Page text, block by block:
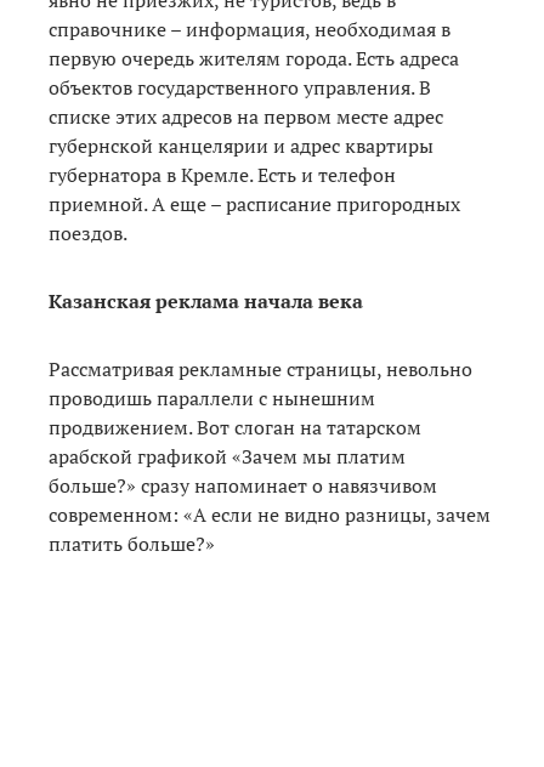
справочнике – информация, необходимая в
первую очередь жителям города. Есть адреса
объектов государственного управления. В
списке этих адресов на первом месте адрес
губернской канцелярии и адрес квартиры
губернатора в Кремле. Есть и телефон
приемной. А еще – расписание пригородных
поездов.
Казанская реклама начала века
Рассматривая рекламные страницы, невольно
проводишь параллели с нынешним
продвижением. Вот слоган на татарском
арабской графикой «Зачем мы платим
больше?» сразу напоминает о навязчивом
современном: «А если не видно разницы, зачем
платить больше?»